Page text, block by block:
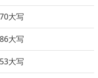
大写
大写
大写